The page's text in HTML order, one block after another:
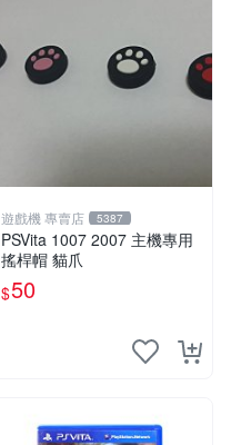
遊戲機 專賣店 5387
PSVita 1007 2007 主機專用
搖桿帽 貓爪
$50